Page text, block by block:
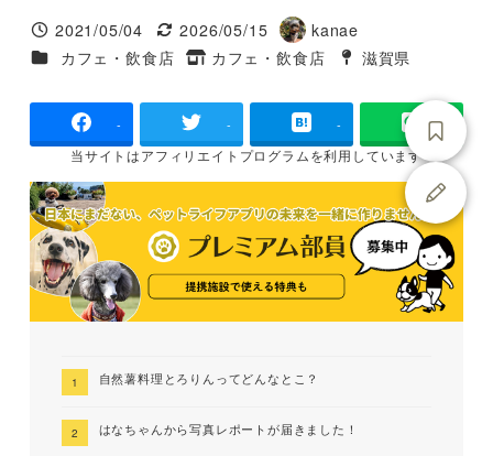
投稿日
2021/05/04
更新日
2026/05/15
著
者
kanae
施設ジャンル
カフェ・飲食店
タグ
カフェ・飲食店
タグ
滋賀県
- - -
当サイトはアフィリエイトプログラムを利用しています
自然薯料理とろりんってどんなとこ？
はなちゃんから写真レポートが届きました！